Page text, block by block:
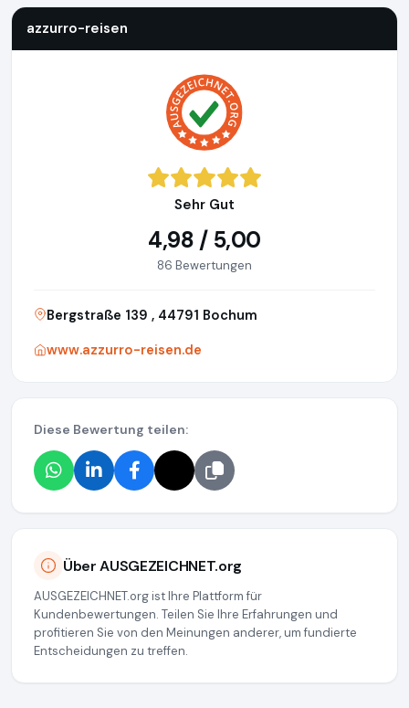
azzurro-reisen
Sehr Gut
4,98 / 5,00
86 Bewertungen
Bergstraße 139 , 44791 Bochum
www.azzurro-reisen.de
Diese Bewertung teilen:
Über AUSGEZEICHNET.org
AUSGEZEICHNET.org ist Ihre Plattform für
Kundenbewertungen. Teilen Sie Ihre Erfahrungen und
profitieren Sie von den Meinungen anderer, um fundierte
Entscheidungen zu treffen.